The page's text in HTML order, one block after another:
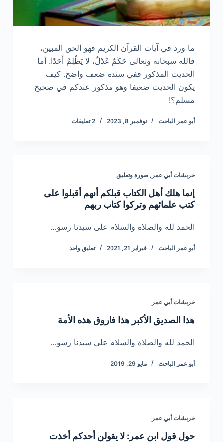
ما ورد في آيات القرآن الكريم فهو الحق المبين،
فالله سبحانه وتعالى حَكَمٌ عَدْلٌ، لا يَظْلِمُ أَحَدًا. أما
الحديث المذكور ففي سنده ضعف واضح. كيف
يكون الحديث ضعيفا وهو مذكور عندكم في صحيح
مسلم؟!
أبو عمر الباحث نوفمبر 8, 2023 2 تعليقات
خربشات أبي عمر , صورة وتعليق
إنما هلك أهل الكتاب قبلكم أنهم أقبلوا على
كتب علمائهم وتركوا كتاب ربهم
الحمد لله والصلاة والسلام على سيدنا رسو…
أبو عمر الباحث فبراير 21, 2021 تعليق واحد
خربشات أبي عمر
هذا الصديق الأكبر هذا فاروق هذه الأمة
الحمد لله والصلاة والسلام على سيدنا رسو…
أبو عمر الباحث مايو 29, 2019
خربشات أبي عمر
حول قول ابن عمر: لا يقولن أحدكم أخذت